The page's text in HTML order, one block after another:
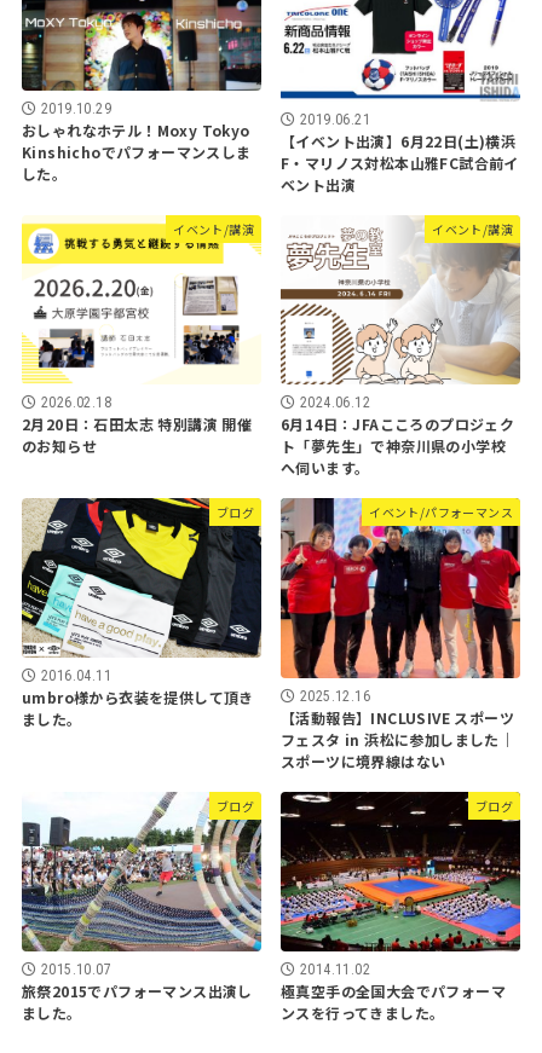
2019.10.29
おしゃれなホテル！Moxy Tokyo
Kinshichoでパフォーマンスしま
した。
2019.06.21
【イベント出演】6月22日(土)横浜
F・マリノス対松本山雅FC試合前イ
ベント出演
イベント/講演
2026.02.18
2月20日：石田太志 特別講演 開催
のお知らせ
イベント/講演
2024.06.12
6月14日：JFAこころのプロジェク
ト「夢先生」で神奈川県の小学校
へ伺います。
ブログ
2016.04.11
umbro様から衣装を提供して頂き
ました。
イベント/パフォーマンス
2025.12.16
【活動報告】INCLUSIVE スポーツ
フェスタ in 浜松に参加しました｜
スポーツに境界線はない
ブログ
2015.10.07
旅祭2015でパフォーマンス出演し
ました。
ブログ
2014.11.02
極真空手の全国大会でパフォーマ
ンスを行ってきました。